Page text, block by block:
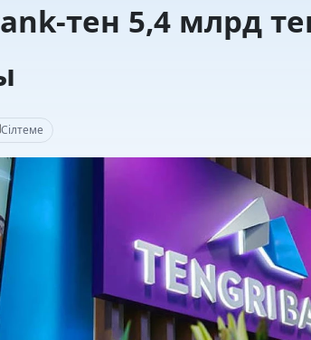
тен 5,4 млрд
Сілтеме